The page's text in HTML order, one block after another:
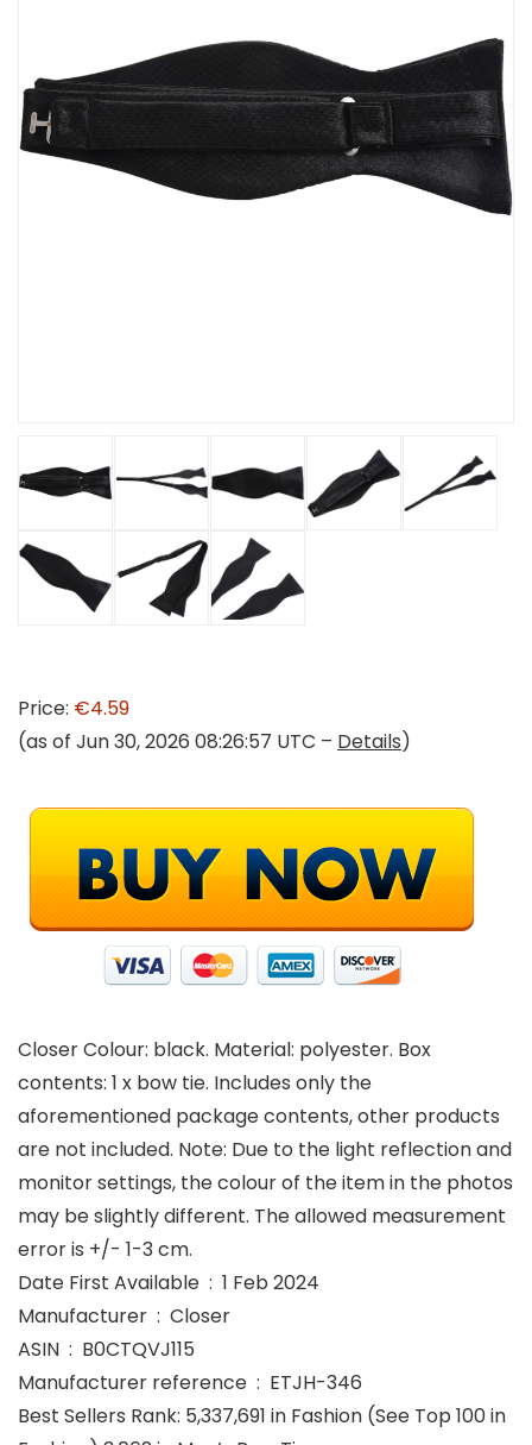
Price: €4.59
(as of Jun 30, 2026 08:26:57 UTC – Details)
Closer Colour: black. Material: polyester. Box
contents: 1 x bow tie. Includes only the
aforementioned package contents, other products
are not included. Note: Due to the light reflection and
monitor settings, the colour of the item in the photos
may be slightly different. The allowed measurement
error is +/- 1-3 cm.
Date First Available ‏ : ‎ 1 Feb 2024
Manufacturer ‏ : ‎ Closer
ASIN ‏ : ‎ B0CTQVJ115
Manufacturer reference ‏ : ‎ ETJH-346
Best Sellers Rank: 5,337,691 in Fashion (See Top 100 in